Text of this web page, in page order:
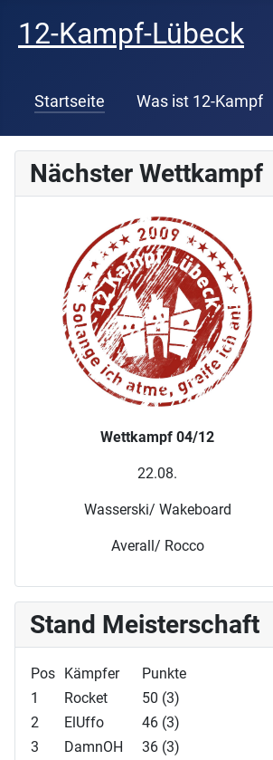
12-Kampf-Lübeck
Startseite Was ist 12-Kampf
Nächster Wettkampf
Wettkampf 04/12
22.08.
Wasserski/ Wakeboard
Averall/ Rocco
Stand Meisterschaft
Pos Kämpfer
Punkte
1
Rocket
50 (3)
2
ElUffo
46 (3)
3
DamnOH
36 (3)